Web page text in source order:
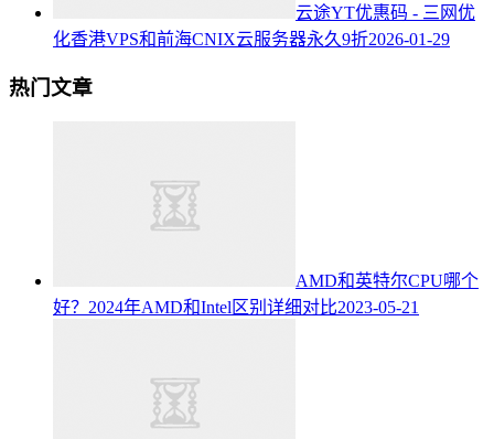
云途YT优惠码 - 三网优
化香港VPS和前海CNIX云服务器永久9折2026-01-29
热门文章
AMD和英特尔CPU哪个
好？2024年AMD和Intel区别详细对比2023-05-21